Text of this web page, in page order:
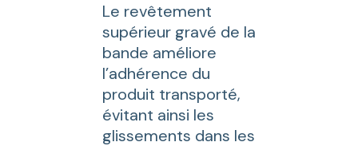
Le revêtement
supérieur gravé de la
bande améliore
l’adhérence du
produit transporté,
évitant ainsi les
glissements dans les